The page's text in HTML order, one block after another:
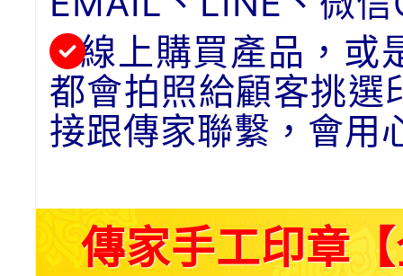
線上購買產品，或
都會拍照給顧客挑選
接跟傳家聯繫，會用
傳家手工印章